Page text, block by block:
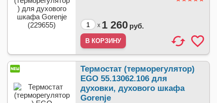
x 1 260 руб.
Термостат (терморегулятор)
EGO 55.13062.106 для
духовки, духового шкафа
Gorenje